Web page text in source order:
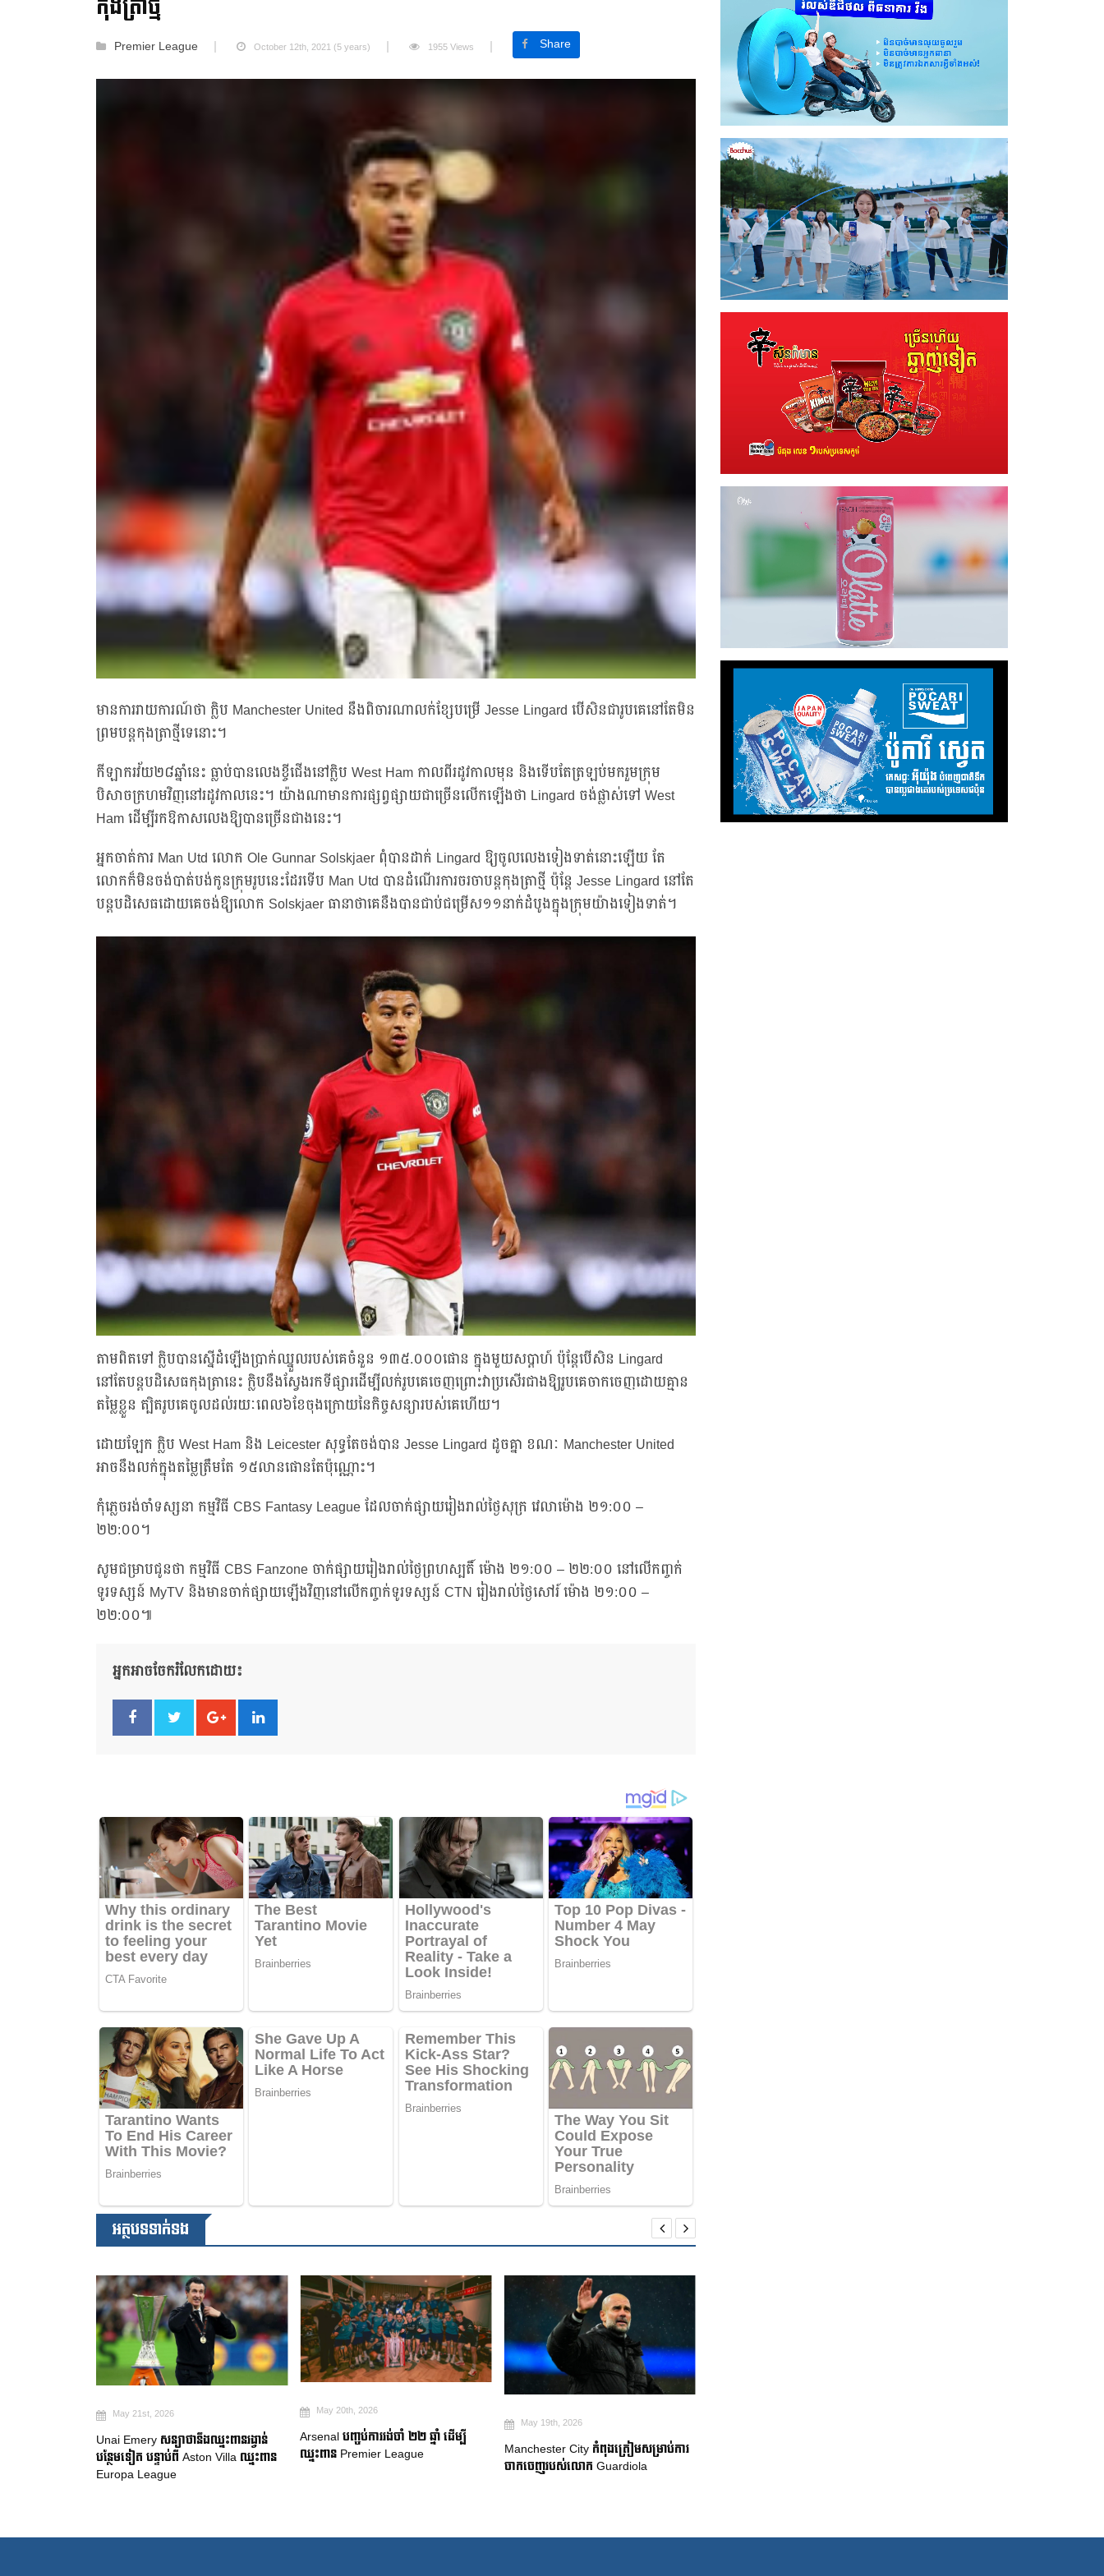
កុងត្រាថ្មី
Premier League October 12th, 2021 (5 years) 1955 Views Share
មានការរាយការណ៍ថា ក្លិប Manchester United នឹងពិចារណាលក់ខ្សែបម្រើ Jesse Lingard បើសិនជារូបគេនៅតែមិន
ព្រមបន្តកុងត្រាថ្មីទេនោះ។
កីឡាករវ័យ២៨ឆ្នាំនេះ ធ្លាប់បានលេងខ្ចីជើងនៅក្លិប West Ham កាលពីរដូវកាលមុន និងទើបតែត្រឡប់មករួមក្រុម
បិសាចក្រហមវិញនៅរដូវកាលនេះ។ យ៉ាងណាមានការផ្សព្វផ្សាយជាច្រើនលើកឡើងថា Lingard ចង់ផ្លាស់ទៅ West
Ham ដើម្បីរកឱកាសលេងឱ្យបានច្រើនជាងនេះ។
អ្នកចាត់ការ Man Utd លោក Ole Gunnar Solskjaer ពុំបានដាក់ Lingard ឱ្យចូលលេងទៀងទាត់នោះឡើយ តែ
លោកក៏មិនចង់បាត់បង់កូនក្រុមរូបនេះដែរទើប Man Utd បានដំណើរការចរចាបន្តកុងត្រាថ្មី ប៉ុន្តែ Jesse Lingard នៅតែ
បន្តបដិសេធដោយគេចង់ឱ្យលោក Solskjaer ធានាថាគេនឹងបានជាប់ជម្រើស១១នាក់ដំបូងក្នុងក្រុមយ៉ាងទៀងទាត់។
តាមពិតទៅ ក្លិបបានស្នើដំឡើងប្រាក់ឈ្នួលរបស់គេចំនួន ១៣៥.០០០ផោន ក្នុងមួយសប្តាហ៍ ប៉ុន្តែបើសិន Lingard
នៅតែបន្តបដិសេធកុងត្រានេះ ក្លិបនឹងស្វែងរកទីផ្សារដើម្បីលក់រូបគេចេញព្រោះវាប្រសើរជាងឱ្យរូបគេចាកចេញដោយគ្មាន
តម្លៃខ្លួន ត្បិតរូបគេចូលដល់រយៈពេល៦ខែចុងក្រោយនៃកិច្ចសន្យារបស់គេហើយ។
ដោយឡែក ក្លិប West Ham និង Leicester សុទ្ធតែចង់បាន Jesse Lingard ដូចគ្នា ខណៈ Manchester United
អាចនឹងលក់ក្នុងតម្លៃត្រឹមតែ ១៥លានផោនតែប៉ុណ្ណោះ។
កុំភ្លេចរង់ចាំទស្សនា កម្មវិធី CBS Fantasy League ដែលចាក់ផ្សាយរៀងរាល់ថ្ងៃសុក្រ វេលាម៉ោង ២១:០០ –
២២:០០។
សូមជម្រាបជូនថា កម្មវិធី CBS Fanzone ចាក់ផ្សាយរៀងរាល់ថ្ងៃព្រហស្បតិ៍ ម៉ោង ២១:០០ – ២២:០០ នៅលើកញ្ចក់
ទូរទស្សន៍ MyTV និងមានចាក់ផ្សាយឡើងវិញនៅលើកញ្ចក់ទូរទស្សន៍ CTN រៀងរាល់ថ្ងៃសៅរ៍ ម៉ោង ២១:០០ –
២២:០០៕
អ្នកអាចចែករំលែកដោយ៖
អត្ថបទទាក់ទង
May 20th, 2026
Arsenal បញ្ចប់ការរង់ចាំ ២២ ឆ្នាំ ដើម្បី
ឈ្នះពាន Premier League
Manchester City កំពុងត្រៀមសម្រាប់ការ
ចាកចេញរបស់លោក Guardiola
ការប្រកាសក្រុមជម្រើសជាតិប្រេស៊ីល៖
Neymar សម្រេចបានក្តីសុបិន World Cup